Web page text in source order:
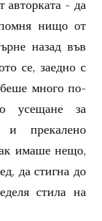
авторката - да
нищо от
назад във
се, заедно с
много по-
усещане за
и прекалено
имаше нещо,
да стигна до
стила на